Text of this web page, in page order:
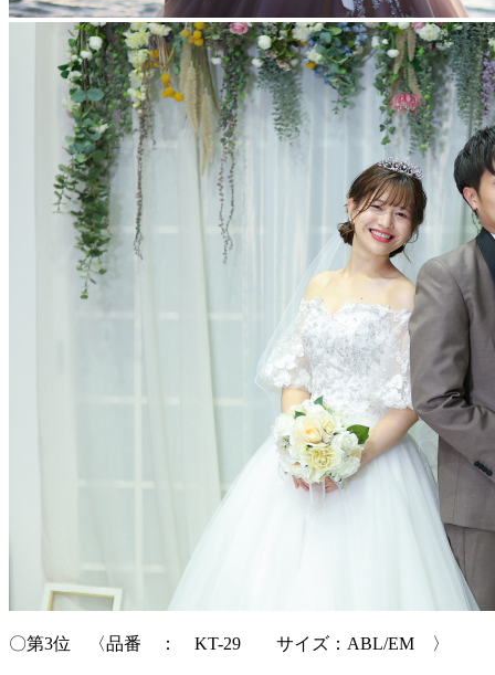
〇第3位 〈品番 ： KT-29 サイズ：ABL/EM 〉